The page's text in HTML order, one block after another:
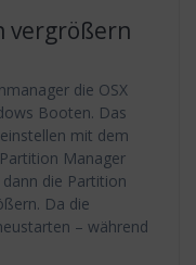
vergrößern
die OSX
Booten. Das
mit dem
Manager
die Partition
Da die
– während